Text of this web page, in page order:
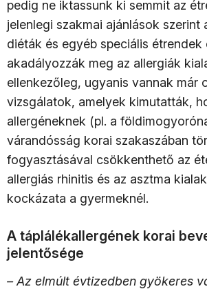
pedig ne iktassunk ki semmit az
jelenlegi szakmai ajánlások szerint
diéták és egyéb speciális étrendek
akadályozzák meg az allergiák
ellenkezőleg, ugyanis vannak már
vizsgálatok, amelyek kimutatták,
allergéneknek (pl. a
várandósság korai szakaszában
fogyasztásával csökkenthető az
allergiás rhinitis és az asztma
kockázata a gyermeknél.
A táplálékallergének korai
jelentősége
– Az elmúlt évtizedben gyökeres